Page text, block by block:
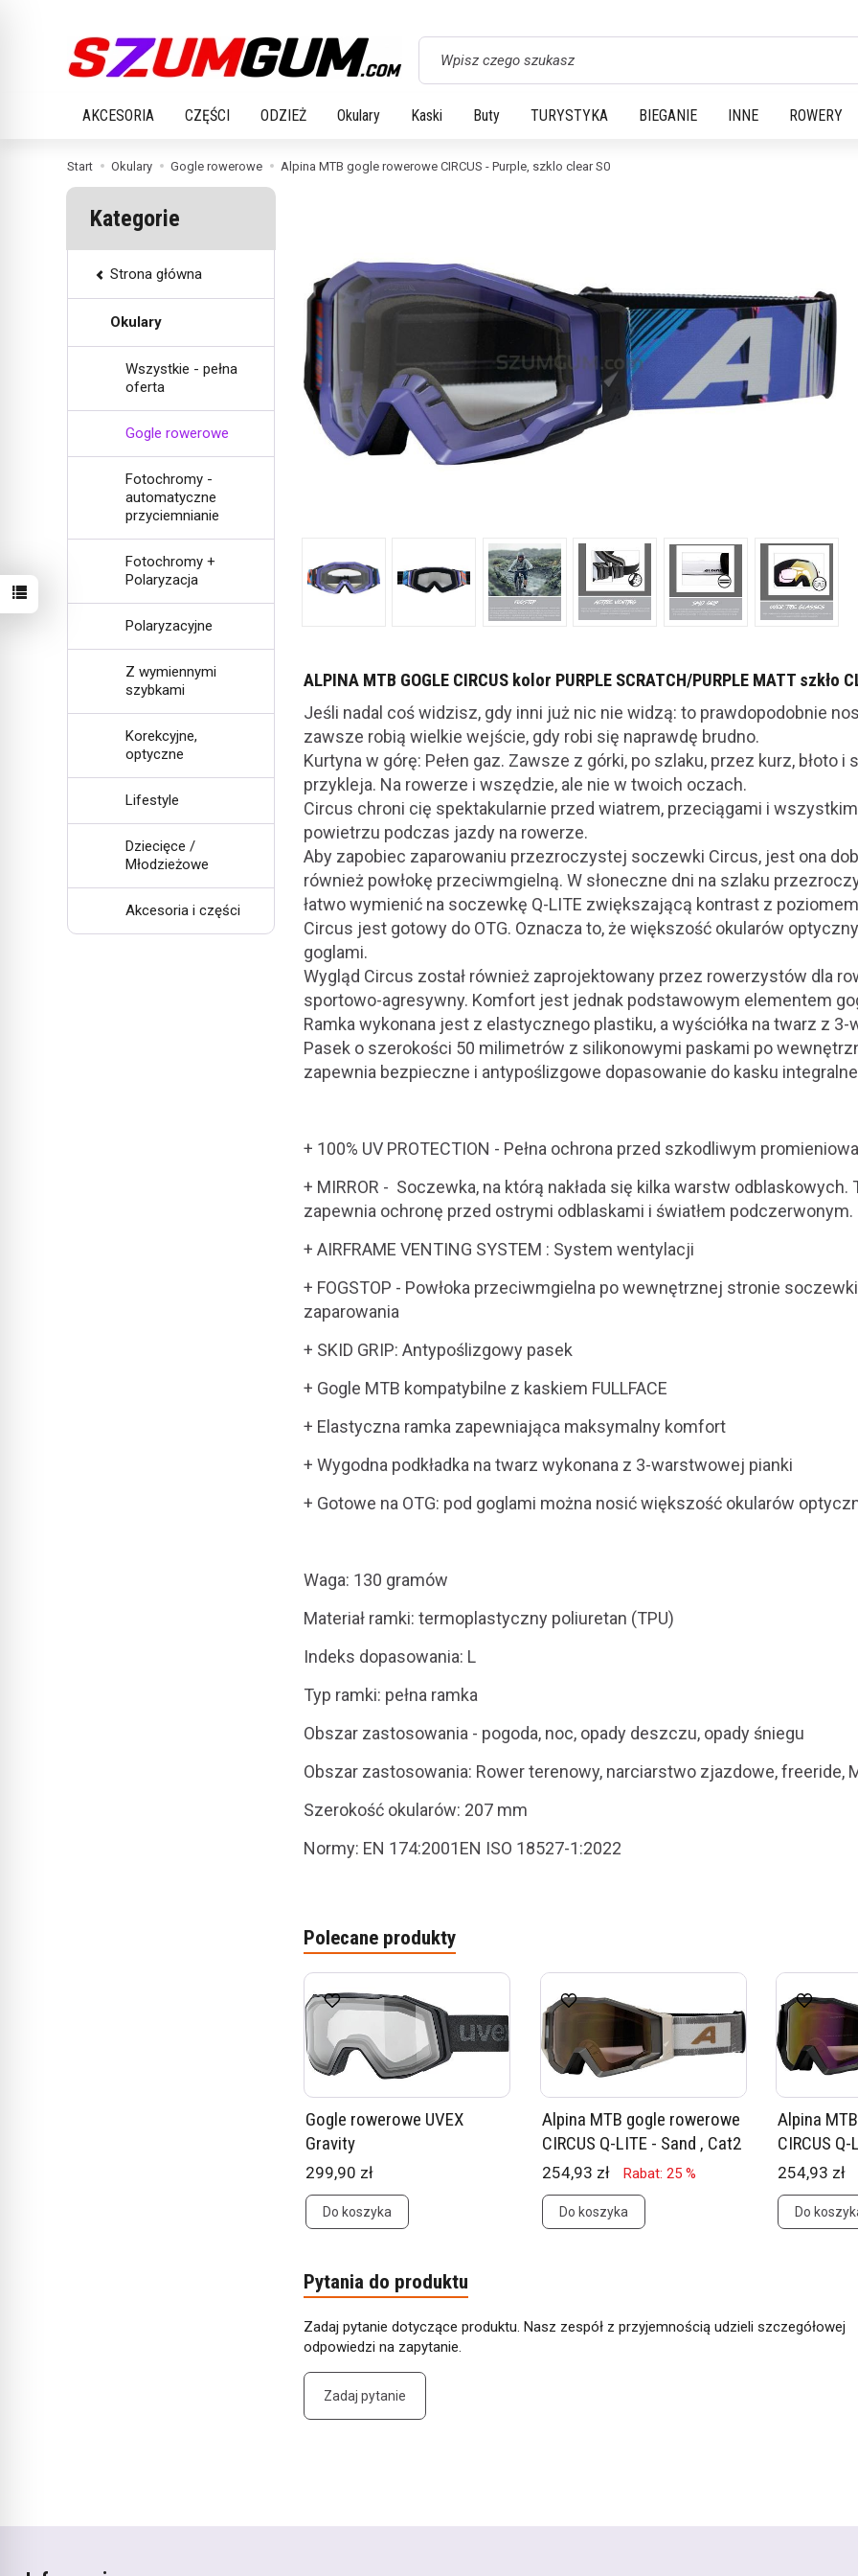
Wyszukaj
AKCESORIA CZĘŚCI ODZIEŻ Okulary Kaski Buty TURYSTYKA BIEGANIE INNE ROWERY
Start Okulary Gogle rowerowe Alpina MTB gogle rowerowe CIRCUS - Purple, szklo clear S0
ALPINA MTB GOGLE CIRCUS kolor PURPLE SCRATCH/PURPLE MATT szkło
Jeśli nadal coś widzisz, gdy inni już nic nie widzą: to prawdopodobnie
zawsze robią wielkie wejście, gdy robi się naprawdę brudno.
Kurtyna w górę: Pełen gaz. Zawsze z górki, po szlaku, przez kurz, błoto i
przykleja. Na rowerze i wszędzie, ale nie w twoich oczach.
Circus chroni cię spektakularnie przed wiatrem, przeciągami i
powietrzu podczas jazdy na rowerze.
Aby zapobiec zaparowaniu przezroczystej soczewki Circus, jest ona
również powłokę przeciwmgielną. W słoneczne dni na szlaku
łatwo wymienić na soczewkę Q-LITE zwiększającą kontrast z
Circus jest gotowy do OTG. Oznacza to, że większość okularów
goglami.
Wygląd Circus został również zaprojektowany przez rowerzystów dla
sportowo-agresywny. Komfort jest jednak podstawowym elementem
Ramka wykonana jest z elastycznego plastiku, a wyściółka na twarz z
Pasek o szerokości 50 milimetrów z silikonowymi paskami po
zapewnia bezpieczne i antypoślizgowe dopasowanie do kasku
+ 100% UV PROTECTION - Pełna ochrona przed szkodliwym
+ MIRROR - Soczewka, na którą nakłada się kilka warstw odblaskowych.
zapewnia ochronę przed ostrymi odblaskami i światłem podczerwonym.
+ AIRFRAME VENTING SYSTEM : System wentylacji
+ FOGSTOP - Powłoka przeciwmgielna po wewnętrznej stronie
zaparowania
+ SKID GRIP: Antypoślizgowy pasek
+ Gogle MTB kompatybilne z kaskiem FULLFACE
+ Elastyczna ramka zapewniająca maksymalny komfort
+ Wygodna podkładka na twarz wykonana z 3-warstwowej pianki
+ Gotowe na OTG: pod goglami można nosić większość okularów
Waga: 130 gramów
Materiał ramki: termoplastyczny poliuretan (TPU)
Indeks dopasowania: L
Typ ramki: pełna ramka
Obszar zastosowania - pogoda, noc, opady deszczu, opady śniegu
Obszar zastosowania: Rower terenowy, narciarstwo zjazdowe, freeride,
Szerokość okularów: 207 mm
Normy: EN 174:2001EN ISO 18527-1:2022
Polecane produkty
Gogle rowerowe UVEX
Gravity
299,90 zł
Do koszyka
Alpina MTB gogle rowerowe
CIRCUS Q-LITE - Sand , Cat2
254,93 zł Rabat: 25 %
Do koszyka
Alpina
CIRCUS
254,93 zł
Do
Pytania do produktu
Zadaj pytanie dotyczące produktu. Nasz zespół z przyjemnością udzieli szczegółowej
odpowiedzi na zapytanie.
Zadaj pytanie
Kategorie
Strona główna
Okulary
Wszystkie - pełna
oferta
Gogle rowerowe
Fotochromy -
automatyczne
przyciemnianie
Fotochromy +
Polaryzacja
Polaryzacyjne
Z wymiennymi
szybkami
Korekcyjne,
optyczne
Lifestyle
Dziecięce /
Młodzieżowe
Akcesoria i części